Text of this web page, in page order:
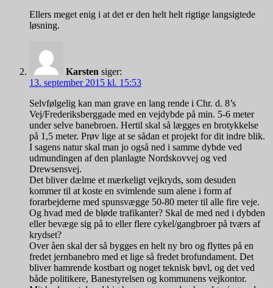
Ellers meget enig i at det er den helt helt rigtige langsigtede
løsning.
Karsten siger:
13. september 2015 kl. 15:53
Selvfølgelig kan man grave en lang rende i Chr. d. 8’s
Vej/Frederiksberggade med en vejdybde på min. 5-6 meter
under selve banebroen. Hertil skal så lægges en brotykkelse
på 1,5 meter. Prøv lige at se sådan et projekt for dit indre blik.
I sagens natur skal man jo også ned i samme dybde ved
udmundingen af den planlagte Nordskovvej og ved
Drewsensvej.
Det bliver dælme et mærkeligt vejkryds, som desuden
kommer til at koste en svimlende sum alene i form af
forarbejderne med spunsvægge 50-80 meter til alle fire veje.
Og hvad med de bløde trafikanter? Skal de med ned i dybden
eller bevæge sig på to eller flere cykel/gangbroer på tværs af
krydset?
Over åen skal der så bygges en helt ny bro og flyttes på en
fredet jernbanebro med et lige så fredet brofundament. Det
bliver hamrende kostbart og noget teknisk bøvl, og det ved
både politikere, Banestyrelsen og kommunens vejkontor.